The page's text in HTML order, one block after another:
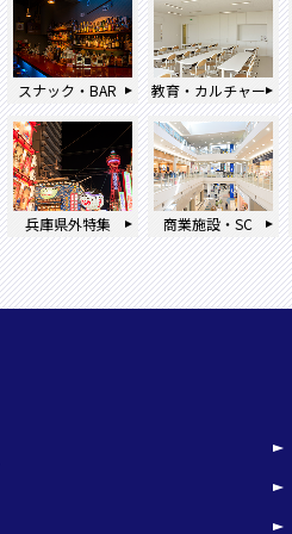
スナック・BAR 教育・カルチャー
兵庫県外特集 商業施設・SC